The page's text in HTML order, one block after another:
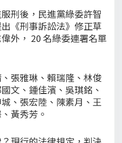
刑後，民進黨綠委許智
《刑事訴訟法》修正草
外， 20 名綠委連署名單
張雅琳、賴瑞隆、林俊
文、鍾佳濱、吳琪銘、
、張宏陸、陳素月、王
黃秀芳。